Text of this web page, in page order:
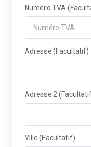
Numéro TVA
Adresse (Facultatif)
Adresse 2
Ville (Facultatif)